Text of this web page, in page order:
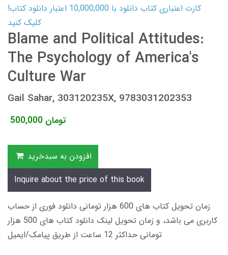
کارت اعتباری کتاب دانلود با 10,000,000 اعتبار دانلود کتاب!
کلیک کنید
Blame and Political Attitudes:
The Psychology of America's
Culture War
Gail Sahar, 303120235X, 9783031202353
500,000 تومان
افزودن به سبدخرید
Inquire about the price of this book
زمان تحویل کتاب های 600 هزار تومانی دانلود فوری از حساب
کاربری می باشد، و زمان تحویل لینک دانلود کتاب های 500 هزار
تومانی حداکثر 12 ساعت از طریق پیامک/ایمیل